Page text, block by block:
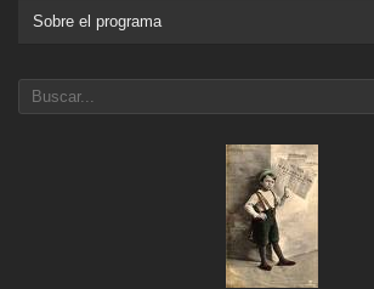
Sobre el programa